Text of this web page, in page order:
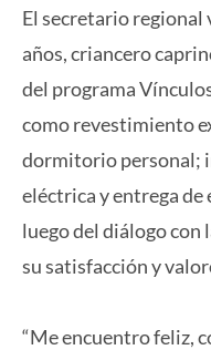
El secretario regional
años, criancero
del programa
como revestimiento
dormitorio personal;
eléctrica y entrega de
luego del diálogo con
su satisfacción y
“Me encuentro feliz,